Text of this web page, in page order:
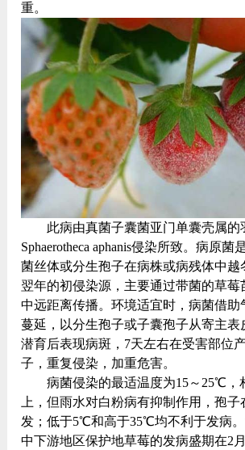
重。
此病由真菌子囊菌亚门单囊壳属的
Sphaerotheca aphanis侵染所致。病原菌
菌丝体或分生孢子在病株或病残体中越
翌年的初侵染源，主要通过带菌的草莓
中远距离传播。环境适宜时，病菌借助
蔓延，以分生孢子或子囊孢子从寄主表
潜育后表现病斑，7天左右在受害部位
子，重复侵染，加重危害。
病菌侵染的最适温度为15～25℃，
上，但雨水对白粉病有抑制作用，孢
发；低于5℃和高于35℃均不利于发病
中下游地区保护地草莓的发病盛期在2